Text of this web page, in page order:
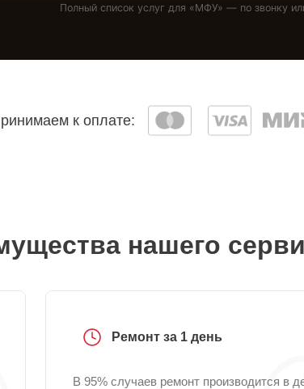
Полный список услуг для «МФУ» — по звонку
к оплате:
нашего
Ремонт за 1 день
В 95% случаев ремонт производится в